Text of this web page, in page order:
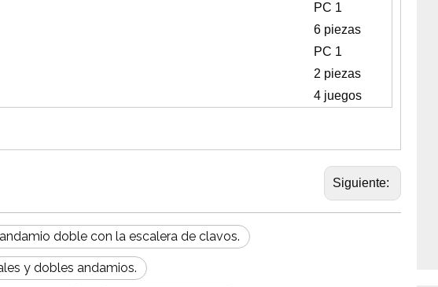
PC 1
6 piezas
PC 1
2 piezas
4 juegos
Siguiente:
doble con la escalera de clavos.
y dobles andamios.